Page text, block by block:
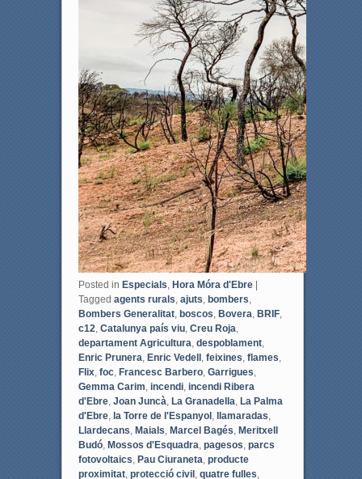
Posted in Especials Hora Móra d'Ebre |
Tagged agents rurals ajuts bombers
Bombers Generalitat, boscos Bovera BRIF,
c12 Catalunya país viu, Creu Roja
departament Agricultura despoblament,
Enric Prunera Enric Vedell, feixines flames
Flix, foc, Francesc Barbero, Garrigues
Gemma Carim incendi, incendi Ribera
d'Ebre, Joan Juncà La Granadella La Palma
d'Ebre, la Torre de l'Espanyol, llamaradas
Llardecans Maials Marcel Bagés Meritxell
Budó, Mossos d'Esquadra pagesos parcs
fotovoltaics Pau Ciuraneta producte
proximitat, protecció civil, quatre fulles